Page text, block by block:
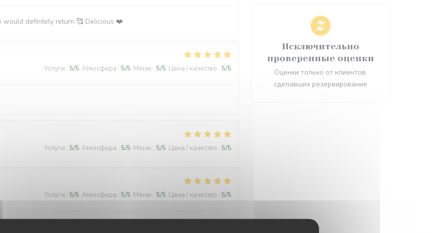
would definitely return 🥰 Delicious ❤️
Услуги : 5/5 Атмосфера : 5/5 Меню : 5/5 Цена / качество : 5/5
Услуги : 5/5 Атмосфера : 5/5 Меню : 5/5 Цена / качество : 5/5
Услуги : 5/5 Атмосфера : 5/5 Меню : 5/5 Цена / качество : 5/5
later to a warm, inviting, and authentic French bistro. The restaurant
Исключительно
проверенные оценки
Оценки только от клиентов,
сделавших резервирование